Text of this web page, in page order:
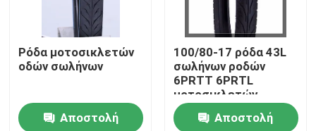
Ρόδα μοτοσικλετών οδών
Από τη ρόδα οδικών μοτοσικλετών
Τρίκυκλη ρόδα
Ρόδα μοτοσικλετών
οδών σωλήνων
Αποστολή
100/80-17 ρόδα 43L
σωλήνων ροδών
6PRTT 6PRTL
μοτοσικλετών
οδικών οδών 110/70-
17 J621Αποστολή